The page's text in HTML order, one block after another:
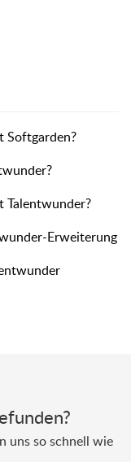
Softgarden?
Talentwunder?
Erweiterung
uns so schnell wie